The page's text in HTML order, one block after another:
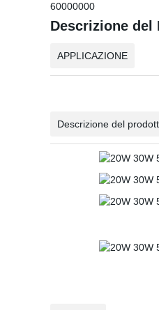
60000000
Descrizione del
APPLICAZIONE
Descrizione del